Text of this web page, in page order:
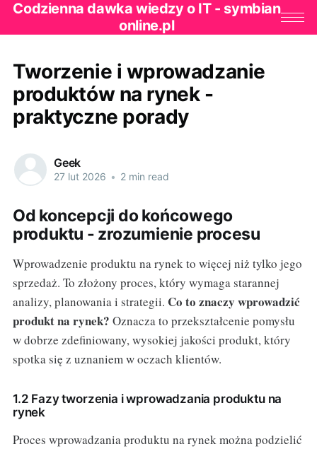
Codzienna dawka wiedzy o IT - symbian
online.pl
Tworzenie i wprowadzanie
produktów na rynek -
praktyczne porady
Geek
27 lut 2026 • 2 min read
Od koncepcji do końcowego
produktu - zrozumienie procesu
Wprowadzenie produktu na rynek to więcej niż tylko jego
sprzedaż. To złożony proces, który wymaga starannej
analizy, planowania i strategii. Co to znaczy wprowadzić
produkt na rynek? Oznacza to przekształcenie pomysłu
w dobrze zdefiniowany, wysokiej jakości produkt, który
spotka się z uznaniem w oczach klientów.
1.2 Fazy tworzenia i wprowadzania produktu na
rynek
Proces wprowadzania produktu na rynek można podzielić